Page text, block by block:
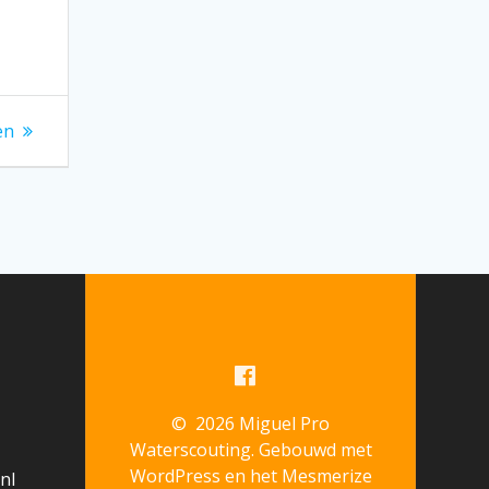
© 2026 Miguel Pro
Waterscouting. Gebouwd met
WordPress en het Mesmerize